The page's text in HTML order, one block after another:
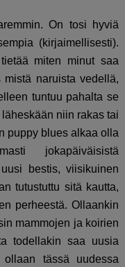
On tosi hyviä
(kirjaimellisesti).
miten minut saa
mistä naruista vedellä,
tuntuu pahalta se
niin rakas tai
puppy blues alkaa olla
jokapäiväisistä
bestis, viisikuinen
tutustuttu sitä kautta,
perheestä. Ollaankin
mammojen ja koirien
todellakin saa uusia
tässä uudessa